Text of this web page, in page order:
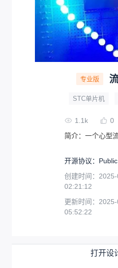
专业版
STC单片机
1.1k 0
简介： 一个心型
开源协议：
创建时间：
02:21:12
更新时间：
05:52:22
打开设